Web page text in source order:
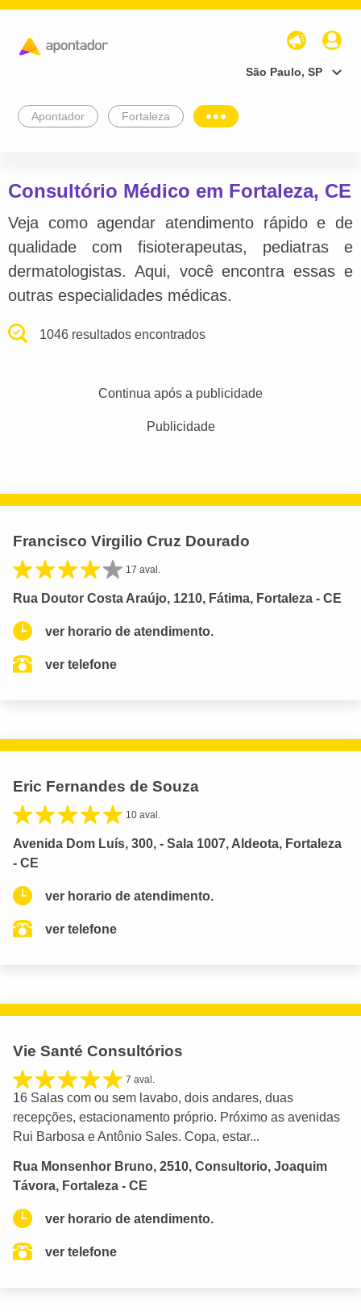
São Paulo, SP
Apontador Fortaleza
Consultório Médico em Fortaleza, CE
Veja como agendar atendimento rápido e de
qualidade com fisioterapeutas, pediatras e
dermatologistas. Aqui, você encontra essas e
outras especialidades médicas.
1046 resultados encontrados
Continua após a publicidade
Publicidade
Francisco Virgilio Cruz Dourado
17 aval.
Rua Doutor Costa Araújo, 1210, Fátima, Fortaleza - CE
ver horario de atendimento.
ver telefone
Eric Fernandes de Souza
10 aval.
Avenida Dom Luís, 300, - Sala 1007, Aldeota, Fortaleza
- CE
ver horario de atendimento.
ver telefone
Vie Santé Consultórios
7 aval.
16 Salas com ou sem lavabo, dois andares, duas
recepções, estacionamento próprio. Próximo as avenidas
Rui Barbosa e Antônio Sales. Copa, estar...
Rua Monsenhor Bruno, 2510, Consultorio, Joaquim
Távora, Fortaleza - CE
ver horario de atendimento.
ver telefone